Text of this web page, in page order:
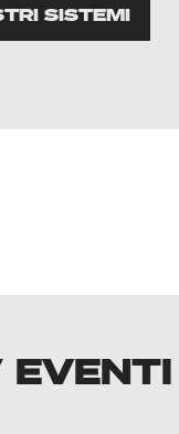
SISTEMI
EVENTI